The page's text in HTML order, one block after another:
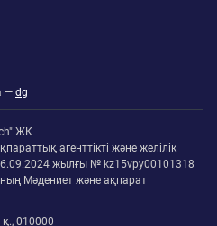
— dg
ЖК
агенттікті және желілік
жылғы № kz15vpy00101318
Мәдениет және ақпарат
010000